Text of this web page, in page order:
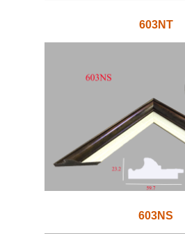
603NT
603NS